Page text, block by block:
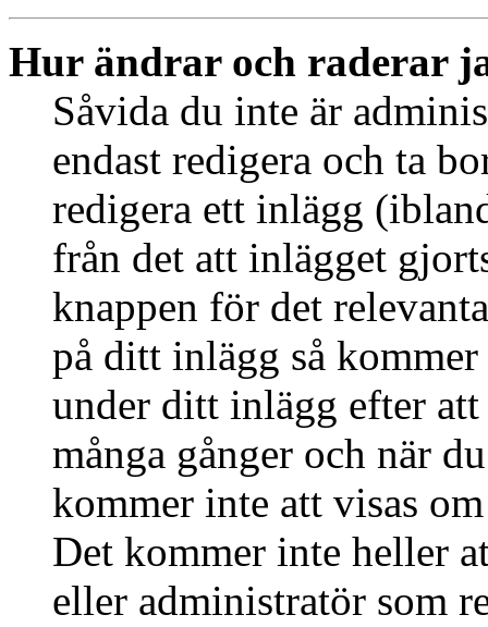
Hur ändrar och raderar
Såvida du inte är
endast redigera och ta
redigera ett inlägg
från det att inlägget
knappen för det
på ditt inlägg så
under ditt inlägg efter
många gånger och när
kommer inte att visas
Det kommer inte heller
eller administratör som